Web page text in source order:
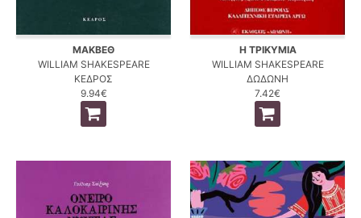
ΜΑΚΒΕΘ
WILLIAM SHAKESPEARE
ΚΕΔΡΟΣ
9.94€
Η ΤΡΙΚΥΜΙΑ
WILLIAM SHAKESPEARE
ΔΩΔΩΝΗ
7.42€